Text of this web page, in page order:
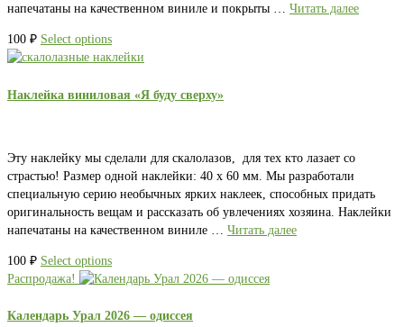
напечатаны на качественном виниле и покрыты … Читать далее
100 ₽ Select options
Наклейка виниловая «Я буду сверху»
Эту наклейку мы сделали для скалолазов, для тех кто лазает со
страстью! Размер одной наклейки: 40 х 60 мм. Мы разработали
специальную серию необычных ярких наклеек, способных придать
оригинальность вещам и рассказать об увлечениях хозяина. Наклейки
напечатаны на качественном виниле … Читать далее
100 ₽ Select options
Распродажа!
Календарь Урал 2026 — одиссея